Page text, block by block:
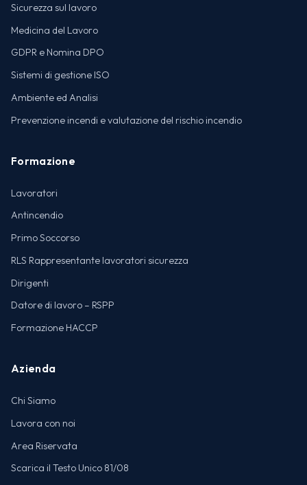
Sicurezza sul lavoro
Medicina del Lavoro
GDPR e Nomina DPO
Sistemi di gestione ISO
Ambiente ed Analisi
Prevenzione incendi e valutazione del rischio incendio
Formazione
Lavoratori
Antincendio
Primo Soccorso
RLS Rappresentante lavoratori sicurezza
Dirigenti
Datore di lavoro – RSPP
Formazione HACCP
Azienda
Chi Siamo
Lavora con noi
Area Riservata
Scarica il Testo Unico 81/08